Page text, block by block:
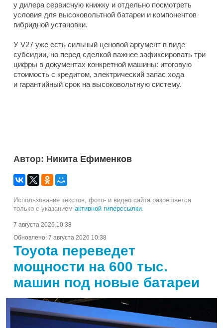
у дилера сервисную книжку и отдельно посмотреть
условия для высоковольтной батареи и компонентов
гибридной установки.
У V27 уже есть сильный ценовой аргумент в виде
субсидии, но перед сделкой важнее зафиксировать три
цифры в документах конкретной машины: итоговую
стоимость с кредитом, электрический запас хода
и гарантийный срок на высоковольтную систему.
Автор: Никита Ефименков
Использование текстов, фото- и видео сайта разрешается
только с указанием активной гиперссылки.
7 августа 2026 10:38
Обновлено: 7 августа 2026 10:38
Toyota переведет
мощности на 600 тыс.
машин под новые батареи